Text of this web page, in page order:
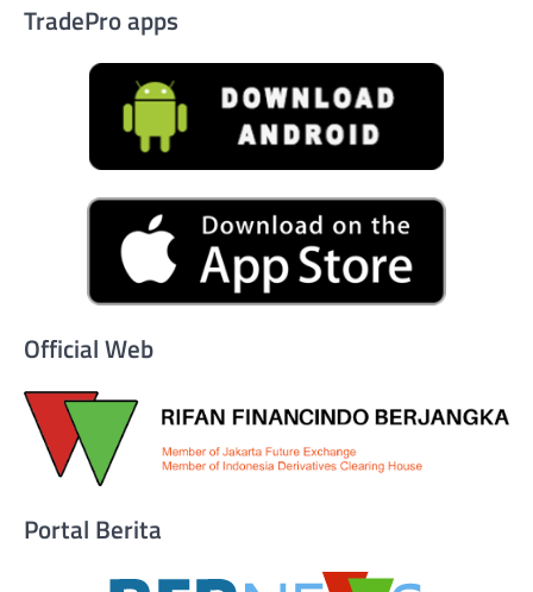
TradePro apps
Official Web
Portal Berita